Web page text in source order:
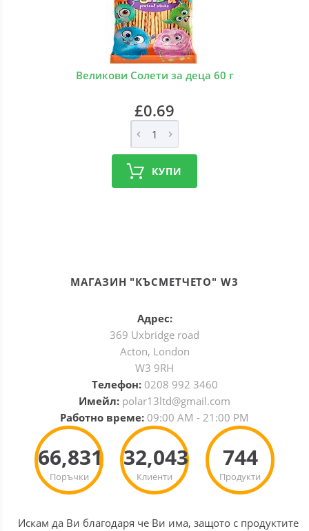
Великови Солети за деца 60 г
£0.69
КУПИ
МАГАЗИН "КЪСМЕТЧЕТО" W3
Адрес:
369 Uxbridge road
Acton, London
W3 9RH
Телефон: 0208 992 3460
Имейл: polar13ltd@gmail.com
Работно време: 09:00 AM - 21:00 PM
Поръчки
66,831
Клиенти
32,043
Продукти
744
Искам да Ви благодаря че Ви има, защото с продуктите